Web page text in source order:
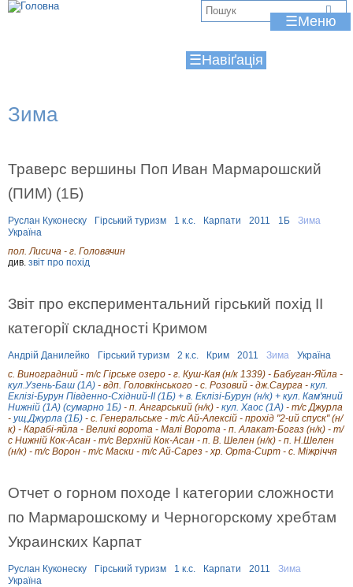
Jump to navigation
☰
☰
Зима
Траверс вершины Поп Иван Мармарошский
(ПИМ) (1Б)
Руслан Куконеску Гірський туризм 1 к.с. Карпати 2011 1Б
Зима
Україна
пол. Лисича - г. Головачин
див. звіт про похід
Звіт про експериментальний гірський похід ІІ
категорії складності Кримом
Андрій Данилейко Гірський туризм 2 к.с. Крим 2011 Зима
Україна
с. Виноградний - т/с Гірське озеро - г. Куш-Кая (н/к 1339) - Бабуган-Яйла -
кул.Узень-Баш (1А) - вдп. Головкінського - с. Розовий - дж.Саурга - кул.
Еклізі-Бурун Південно-Східний-II (1Б) + в. Еклізі-Бурун (н/к) + кул. Кам'яний
Нижній (1А) (сумарно 1Б) - п. Ангарський (н/к) - кул. Хаос (1А) - т/с Джурла
- ущ.Джурла (1Б) - с. Генеральське - т/с Ай-Алексій - прохід "2-ий спуск" (н/
к) - Карабі-яйла - Великі ворота - Малі Ворота - п. Алакат-Богаз (н/к) - т/
с Нижній Кок-Асан - т/с Верхній Кок-Асан - п. В. Шелен (н/к) - п. Н.Шелен
(н/к) - т/с Ворон - т/с Маски - т/с Ай-Сарез - хр. Орта-Сирт - с. Міжріччя
Отчет о горном походе I категории сложности
по Мармарошскому и Черногорскому хребтам
Украинских Карпат
Руслан Куконеску Гірський туризм 1 к.с. Карпати 2011
Зима
Україна